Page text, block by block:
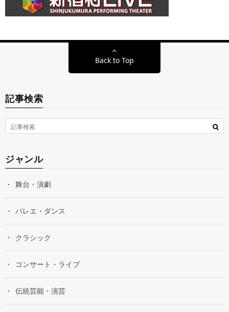
Back to Top
記事検索
ジャンル
舞台・演劇
バレエ・ダンス
クラシック
コンサート・ライブ
伝統芸能・演芸